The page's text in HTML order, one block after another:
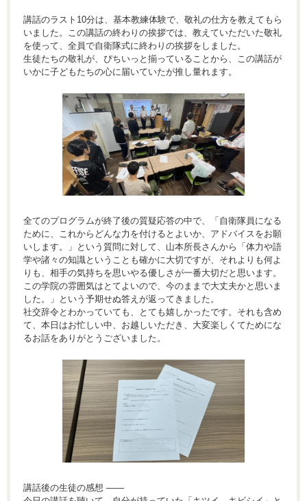
講話のラスト10分は、基本教練体験で、敬礼の仕方を教えてもら
いました。この講話の終わりの挨拶では、教えていただいた敬礼
を使って、全員で自衛隊式に終わりの挨拶をしました。
生徒たちの敬礼が、ぴちいっと揃っていることから、この講話が
いかに子どもたちの心に届いていたが推し量れます。
全てのプログラムが終了後の質疑応答の中で、「自衛隊員になる
ために、これからどんな力を付けるとよいか、アドバイスをお願
いします。」という質問に対して、山本所長さんから「体力や語
学や諸々の知識ということも確かに大切ですが、それよりも何よ
りも、相手の気持ちを思いやる優しさが一番大切だと思います。
この学院の雰囲気はとてよいので、今のままで大丈夫かと思いま
した。」という予期せぬ答えが返ってきました。
社交辞令とわかっていても、とても嬉しかったです。それも含め
て、本日はお忙しい中、お越しいただき、大変楽しくてためにな
るお話をありがとうございました。
講話後の生徒の感想 ―—